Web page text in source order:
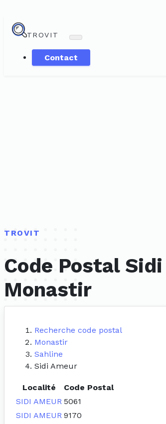
TROVIT
Contact
TROVIT
Code Postal
Monastir
Recherche code postal
Monastir
Sahline
Sidi Ameur
Localité
Code Postal
SIDI AMEUR 5061
SIDI AMEUR 9170